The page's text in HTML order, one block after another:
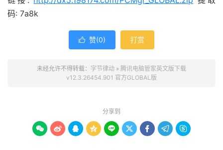
码: 7a8k
 赞(0) 打赏
未经允许不得转载： 字节律动 » 腾讯电脑管家英文版下载
v12.3.26454.901 官方GLOBAL版
分享到
        